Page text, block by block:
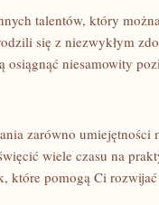
talentów, który
się z​ niezwykłym
osiągnąć niesamowity
zarówno
wiele czasu na
‍które pomogą Ci